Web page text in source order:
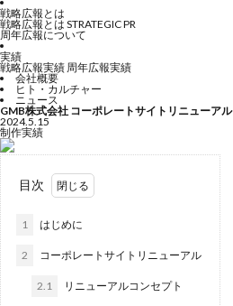
戦略広報とは
戦略広報とは STRATEGIC PR
周年広報について
実績
戦略広報実績 周年広報実績
会社概要
ヒト・カルチャー
ニュース
GMB株式会社 コーポレートサイトリニューアル
2024.5.15
制作実績
目次
1 はじめに
2 コーポレートサイトリニューアル
2.1 リニューアルコンセプト